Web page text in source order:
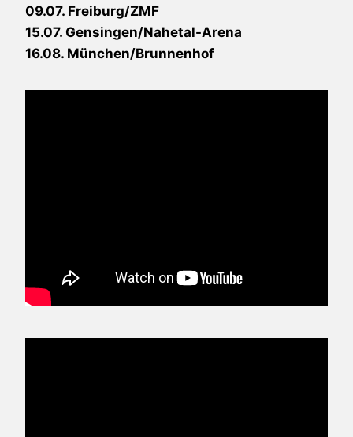
09.07. Freiburg/ZMF
15.07. Gensingen/Nahetal-Arena
16.08. München/Brunnenhof